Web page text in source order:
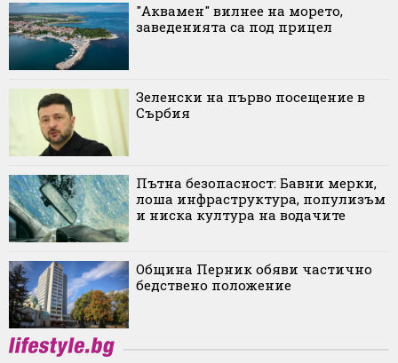
"Аквамен" вилнее на морето,
заведенията са под прицел
Зеленски на първо посещение в
Сърбия
Пътна безопасност: Бавни мерки,
лоша инфраструктура, популизъм
и ниска култура на водачите
Община Перник обяви частично
бедствено положение